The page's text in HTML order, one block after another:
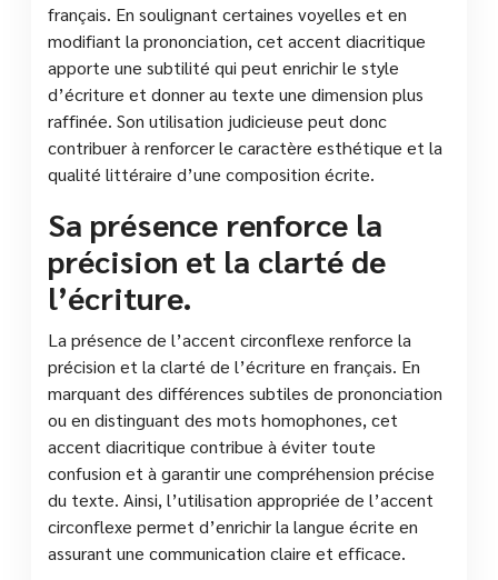
français. En soulignant certaines voyelles et en
modifiant la prononciation, cet accent diacritique
apporte une subtilité qui peut enrichir le style
d’écriture et donner au texte une dimension plus
raffinée. Son utilisation judicieuse peut donc
contribuer à renforcer le caractère esthétique et la
qualité littéraire d’une composition écrite.
Sa présence renforce la
précision et la clarté de
l’écriture.
La présence de l’accent circonflexe renforce la
précision et la clarté de l’écriture en français. En
marquant des différences subtiles de prononciation
ou en distinguant des mots homophones, cet
accent diacritique contribue à éviter toute
confusion et à garantir une compréhension précise
du texte. Ainsi, l’utilisation appropriée de l’accent
circonflexe permet d’enrichir la langue écrite en
assurant une communication claire et efficace.